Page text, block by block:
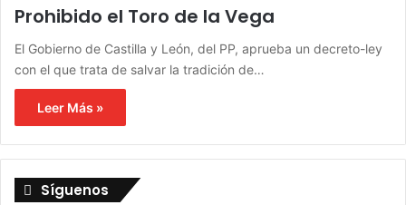
Prohibido el Toro de la Vega
El Gobierno de Castilla y León, del PP, aprueba un decreto-ley
con el que trata de salvar la tradición de…
Leer Más »
Síguenos